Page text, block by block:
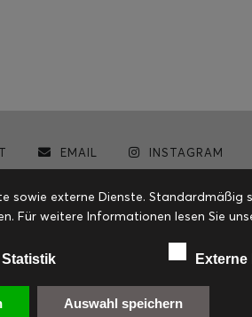
EMAIL INSTAGRAM
sowie externe Dienste. Standardmäßig
Für weitere Informationen lesen Sie
Statistik Externe
Auswahl speichern